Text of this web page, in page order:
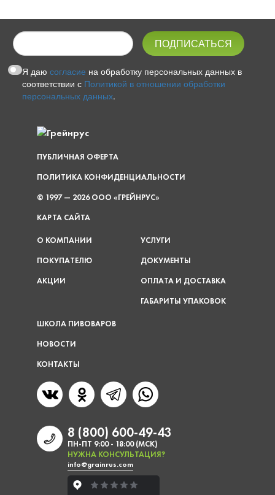
Я даюсогласие на обработку персональных данных в
соответствии с Политикой в отношении обработки
персональных данных.
ПУБЛИЧНАЯ ОФЕРТА
ПОЛИТИКА КОНФИДЕНЦИАЛЬНОСТИ
© 1997 — 2026 ООО «ГРЕЙНРУС»
КАРТА САЙТА
О КОМПАНИИ
ПОКУПАТЕЛЮ
АКЦИИ
УСЛУГИ
ДОКУМЕНТЫ
ОПЛАТА И ДОСТАВКА
ГАБАРИТЫ УПАКОВОК
ШКОЛА ПИВОВАРОВ
НОВОСТИ
КОНТАКТЫ
8 (800) 600-49-43
ПН-ПТ 9:00 - 18:00 (МСК)
НУЖНА КОНСУЛЬТАЦИЯ?
info@grainrus.com